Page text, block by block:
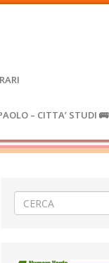
– CITTA’ STUDI 🚌